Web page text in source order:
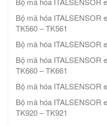
Bộ mã hóa ITALSENSOR
TK560 – TK561
Bộ mã hóa ITALSENSOR
Bộ mã hóa ITALSENSOR
TK660 – TK661
Bộ mã hóa ITALSENSOR
Bộ mã hóa ITALSENSOR
TK920 – TK921